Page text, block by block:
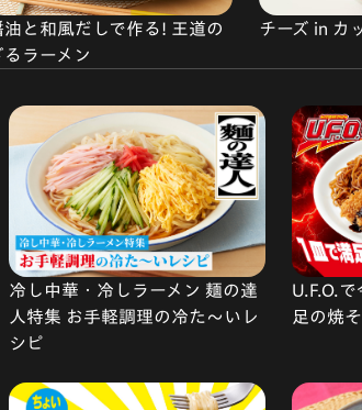
油と和風だしで作る! 王道の
るラーメン
チーズ in カ
冷し中華・冷しラーメン 麺の達
人特集 お手軽調理の冷た〜いレ
シピ
U.F.O.
足の焼